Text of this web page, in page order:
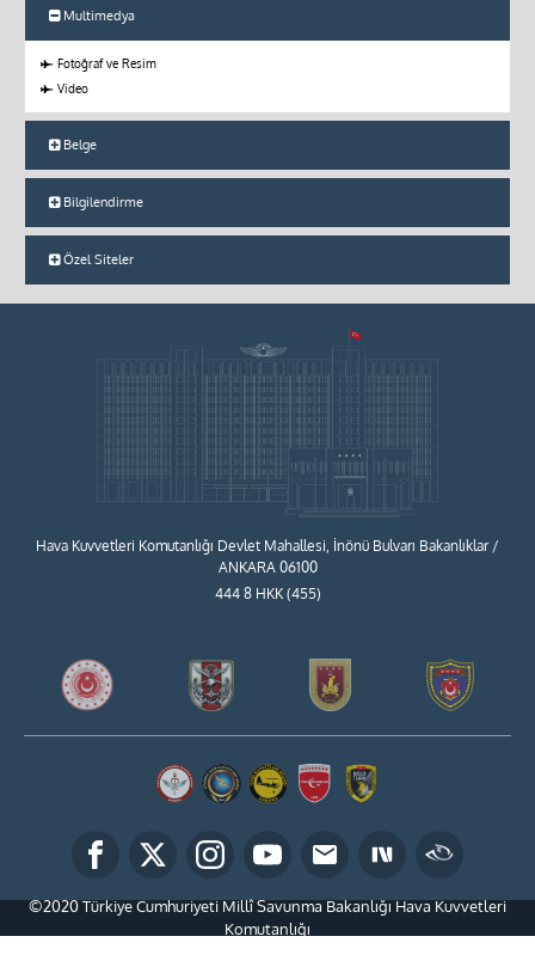
Multimedya
Fotoğraf ve Resim
Video
Belge
Bilgilendirme
Özel Siteler
Hava Kuvvetleri Komutanlığı Devlet Mahallesi, İnönü Bulvarı Bakanlıklar /
ANKARA 06100
444 8 HKK (455)
©2020 Türkiye Cumhuriyeti Millî Savunma Bakanlığı Hava Kuvvetleri
Komutanlığı